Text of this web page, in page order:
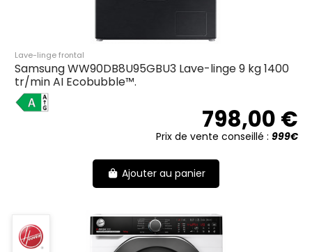
Lave-linge frontal
Samsung WW90DB8U95GBU3 Lave-linge 9 kg 1400
tr/min AI Ecobubble™.
A
798,00 €
Prix de vente conseillé : 999€
Ajouter au panier